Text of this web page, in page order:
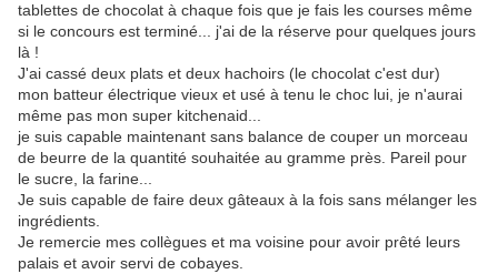
tablettes de chocolat à chaque fois que je fais les courses même
si le concours est terminé... j'ai de la réserve pour quelques jours
là !
J'ai cassé deux plats et deux hachoirs (le chocolat c'est dur)
mon batteur électrique vieux et usé à tenu le choc lui, je n'aurai
même pas mon super kitchenaid...
je suis capable maintenant sans balance de couper un morceau
de beurre de la quantité souhaitée au gramme près. Pareil pour
le sucre, la farine...
Je suis capable de faire deux gâteaux à la fois sans mélanger les
ingrédients.
Je remercie mes collègues et ma voisine pour avoir prêté leurs
palais et avoir servi de cobayes.